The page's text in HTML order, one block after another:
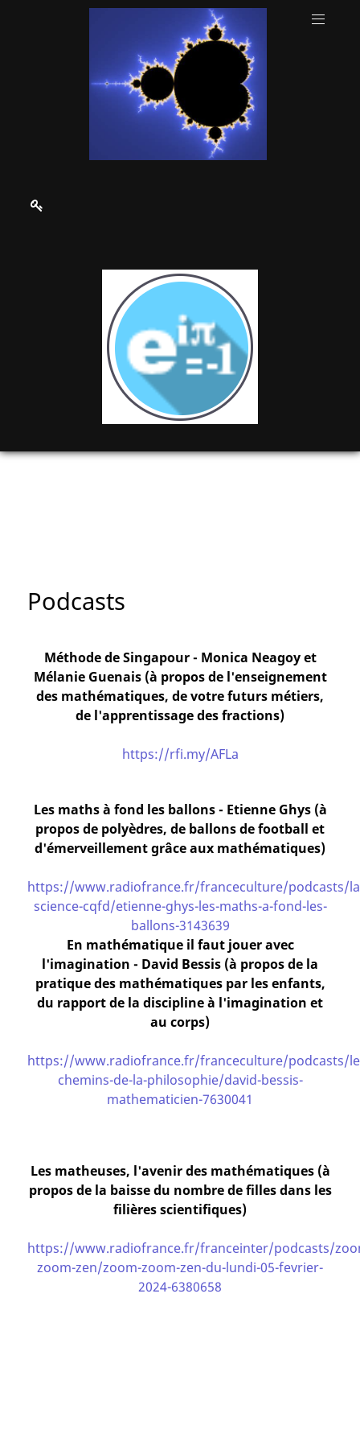
Podcasts
Méthode de Singapour - Monica Neagoy et
Mélanie Guenais (à propos de l'enseignement
des mathématiques, de votre futurs métiers,
de l'apprentissage des fractions)
https://rfi.my/AFLa
Les maths à fond les ballons - Etienne Ghys (à
propos de polyèdres, de ballons de football et
d'émerveillement grâce aux mathématiques)
https://www.radiofrance.fr/franceculture/podcasts/
science-cqfd/etienne-ghys-les-maths-a-fond-les-
ballons-3143639
En mathématique il faut jouer avec
l'imagination - David Bessis (à propos de la
pratique des mathématiques par les enfants,
du rapport de la discipline à l'imagination et
au corps)
https://www.radiofrance.fr/franceculture/podcasts/
chemins-de-la-philosophie/david-bessis-
mathematicien-7630041
Les matheuses, l'avenir des mathématiques (à
propos de la baisse du nombre de filles dans les
filières scientifiques)
https://www.radiofrance.fr/franceinter/podcasts/
zoom-zen/zoom-zoom-zen-du-lundi-05-fevrier-
2024-6380658